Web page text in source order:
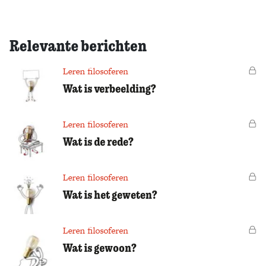
Relevante berichten
Leren filosoferen
Wat is verbeelding?
Leren filosoferen
Wat is de rede?
Leren filosoferen
Wat is het geweten?
Leren filosoferen
Wat is gewoon?